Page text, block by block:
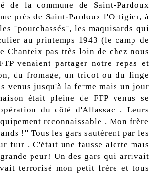
la commune de Saint-Pardoux
près de Saint-Pardoux l'Ortigier, à
''pourchassés'', les maquisards qui
au printemps 1943 (le camp de
Chanteix pas très loin de chez nous
venaient partager notre repas et
du fromage, un tricot ou du linge
venus jusqu'à la ferme mais un jour
était pleine de FTP venus se
du côté d'Allassac . Leurs
reconnaissable . Mon frère
!'' Tous les gars sautèrent par les
fuir . C'était une fausse alerte mais
peur! Un des gars qui arrivait
terrorisé mon petit frère et tous